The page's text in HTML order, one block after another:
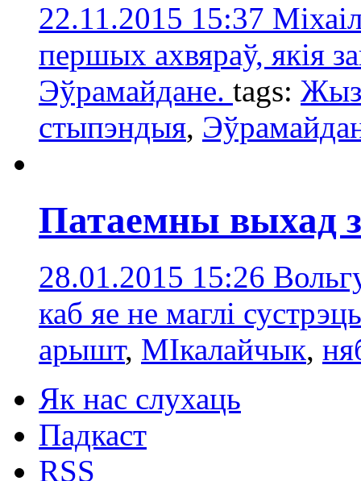
22.11.2015 15:37
першых ахвяраў, якія
Эўрамайдане. tags:
стыпэндыя,
Патаемны выхад
28.01.2015 15:26
каб яе не маглі
арышт, МІкалайчык,
Як нас слухаць
Падкаст
RSS